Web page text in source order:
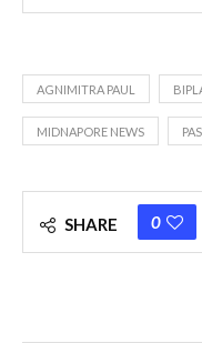
AGNIMITRA PAUL
MIDNAPORE NEWS
SHARE 0